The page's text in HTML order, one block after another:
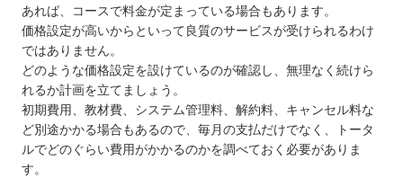
あれば、コースで料金が定まっている場合もあります。
価格設定が高いからといって良質のサービスが受けられるわけ
ではありません。
どのような価格設定を設けているのが確認し、無理なく続けら
れるか計画を立てましょう。
初期費用、教材費、システム管理料、解約料、キャンセル料な
ど別途かかる場合もあるので、毎月の支払だけでなく、トータ
ルでどのぐらい費用がかかるのかを調べておく必要がありま
す。